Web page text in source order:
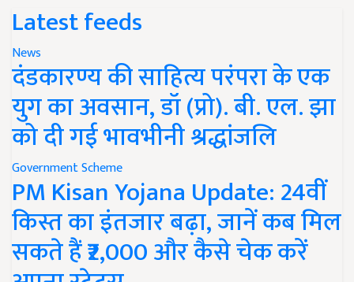
Latest feeds
News
दंडकारण्य की साहित्य परंपरा के एक
युग का अवसान, डॉ (प्रो). बी. एल. झा
को दी गई भावभीनी श्रद्धांजलि
Government Scheme
PM Kisan Yojana Update: 24वीं
किस्त का इंतजार बढ़ा, जानें कब मिल
सकते हैं ₹2,000 और कैसे चेक करें